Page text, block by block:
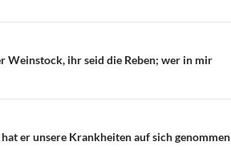
Weinstock, ihr seid die Reben; wer in mir
er unsere Krankheiten auf sich genommen